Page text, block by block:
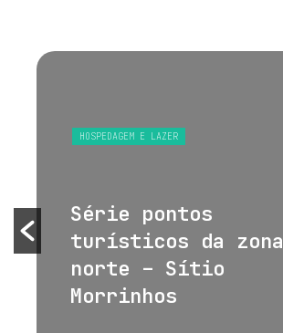
HOSPEDAGEM E LAZER
Série pontos
turísticos da zona
norte – Sítio
Morrinhos